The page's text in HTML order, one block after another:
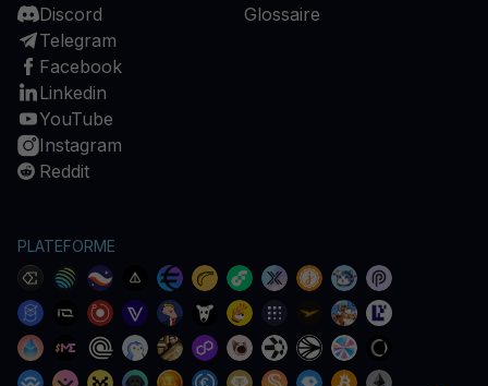
Discord
Telegram
Facebook
Linkedin
YouTube
Instagram
Reddit
Glossaire
PLATEFORME